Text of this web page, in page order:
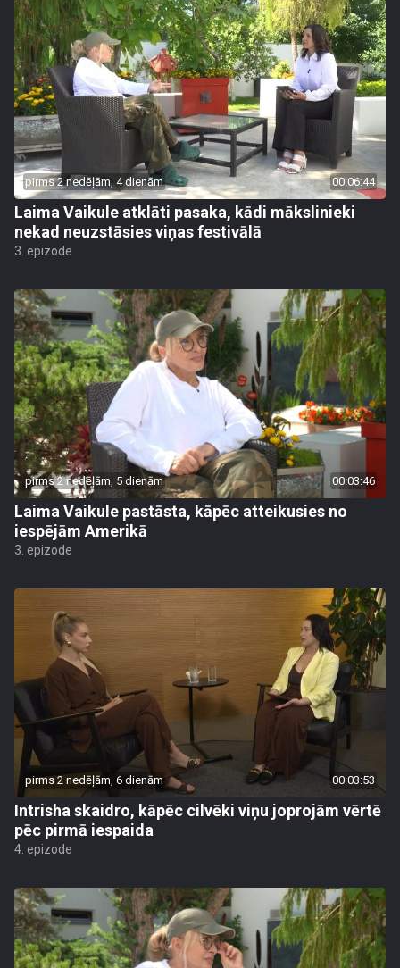
pirms 2 nedēļām, 4 dienām 00:06:44
Laima Vaikule atklāti pasaka, kādi mākslinieki
nekad neuzstāsies viņas festivālā
3. epizode
pirms 2 nedēļām, 5 dienām 00:03:46
Laima Vaikule pastāsta, kāpēc atteikusies no
iespējām Amerikā
3. epizode
pirms 2 nedēļām, 6 dienām 00:03:53
Intrisha skaidro, kāpēc cilvēki viņu joprojām vērtē
pēc pirmā iespaida
4. epizode